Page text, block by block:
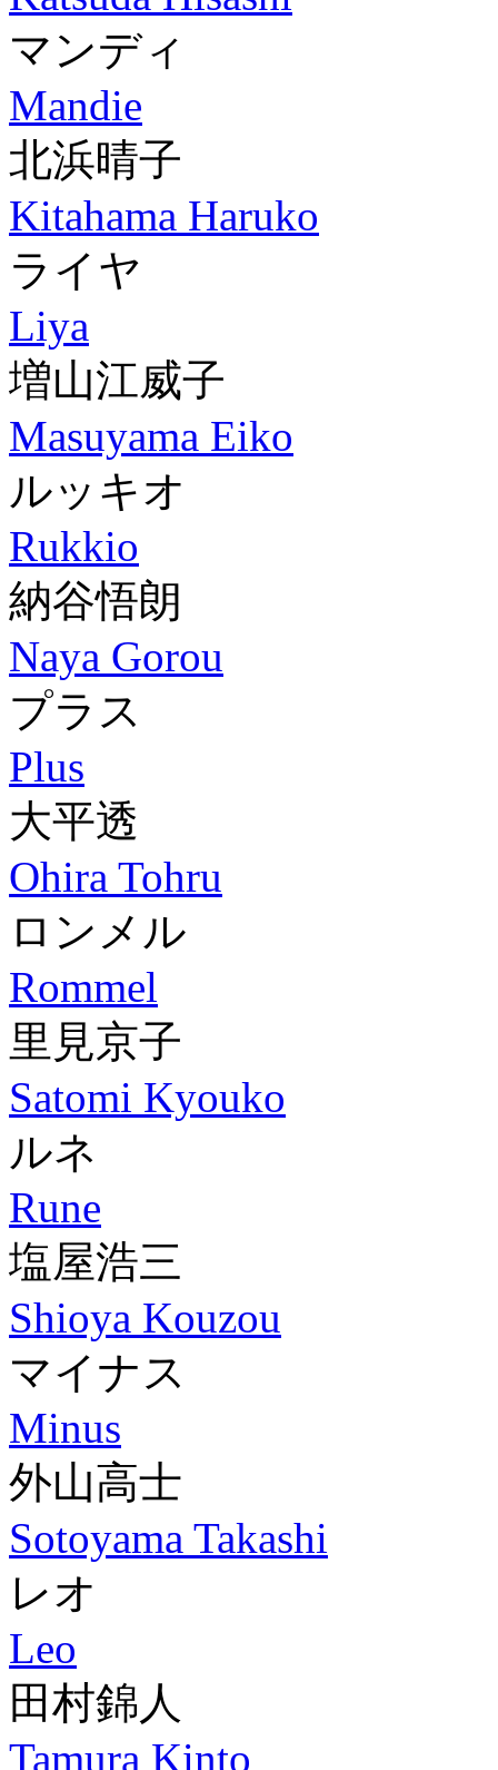
マンディ
Mandie
北浜晴子
Kitahama Haruko
ライヤ
Liya
増山江威子
Masuyama Eiko
ルッキオ
Rukkio
納谷悟朗
Naya Gorou
プラス
Plus
大平透
Ohira Tohru
ロンメル
Rommel
里見京子
Satomi Kyouko
ルネ
Rune
塩屋浩三
Shioya Kouzou
マイナス
Minus
外山高士
Sotoyama Takashi
レオ
Leo
田村錦人
Tamura Kinto